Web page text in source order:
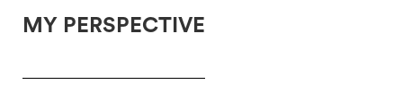
MY PERSPECTIVE